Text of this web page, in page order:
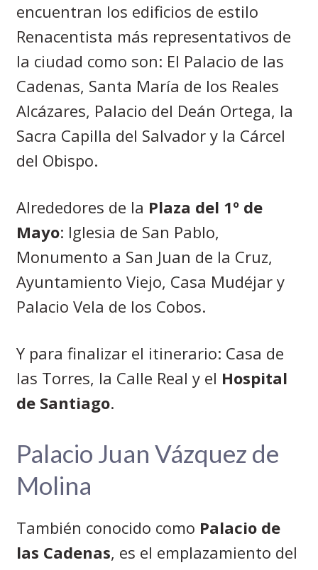
encuentran los edificios de estilo
Renacentista más representativos de
la ciudad como son: El Palacio de las
Cadenas, Santa María de los Reales
Alcázares, Palacio del Deán Ortega, la
Sacra Capilla del Salvador y la Cárcel
del Obispo.
Alrededores de la Plaza del 1º de
Mayo: Iglesia de San Pablo,
Monumento a San Juan de la Cruz,
Ayuntamiento Viejo, Casa Mudéjar y
Palacio Vela de los Cobos.
Y para finalizar el itinerario: Casa de
las Torres, la Calle Real y el Hospital
de Santiago.
Palacio Juan Vázquez de
Molina
También conocido como Palacio de
las Cadenas, es el emplazamiento del